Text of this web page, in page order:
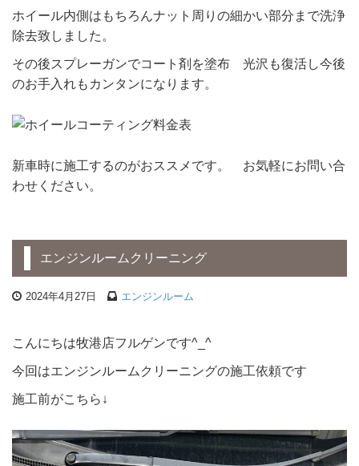
ホイール内側はもちろんナット周りの細かい部分まで洗浄
除去致しました。
その後スプレーガンでコート剤を塗布 光沢も復活し今後
のお手入れもカンタンになります。
新車時に施工するのがおススメです。 お気軽にお問い合
わせください。
エンジンルームクリーニング
2024年4月27日 エンジンルーム
こんにちは牧港店フルゲンです^_^
今回はエンジンルームクリーニングの施工依頼です
施工前がこちら↓